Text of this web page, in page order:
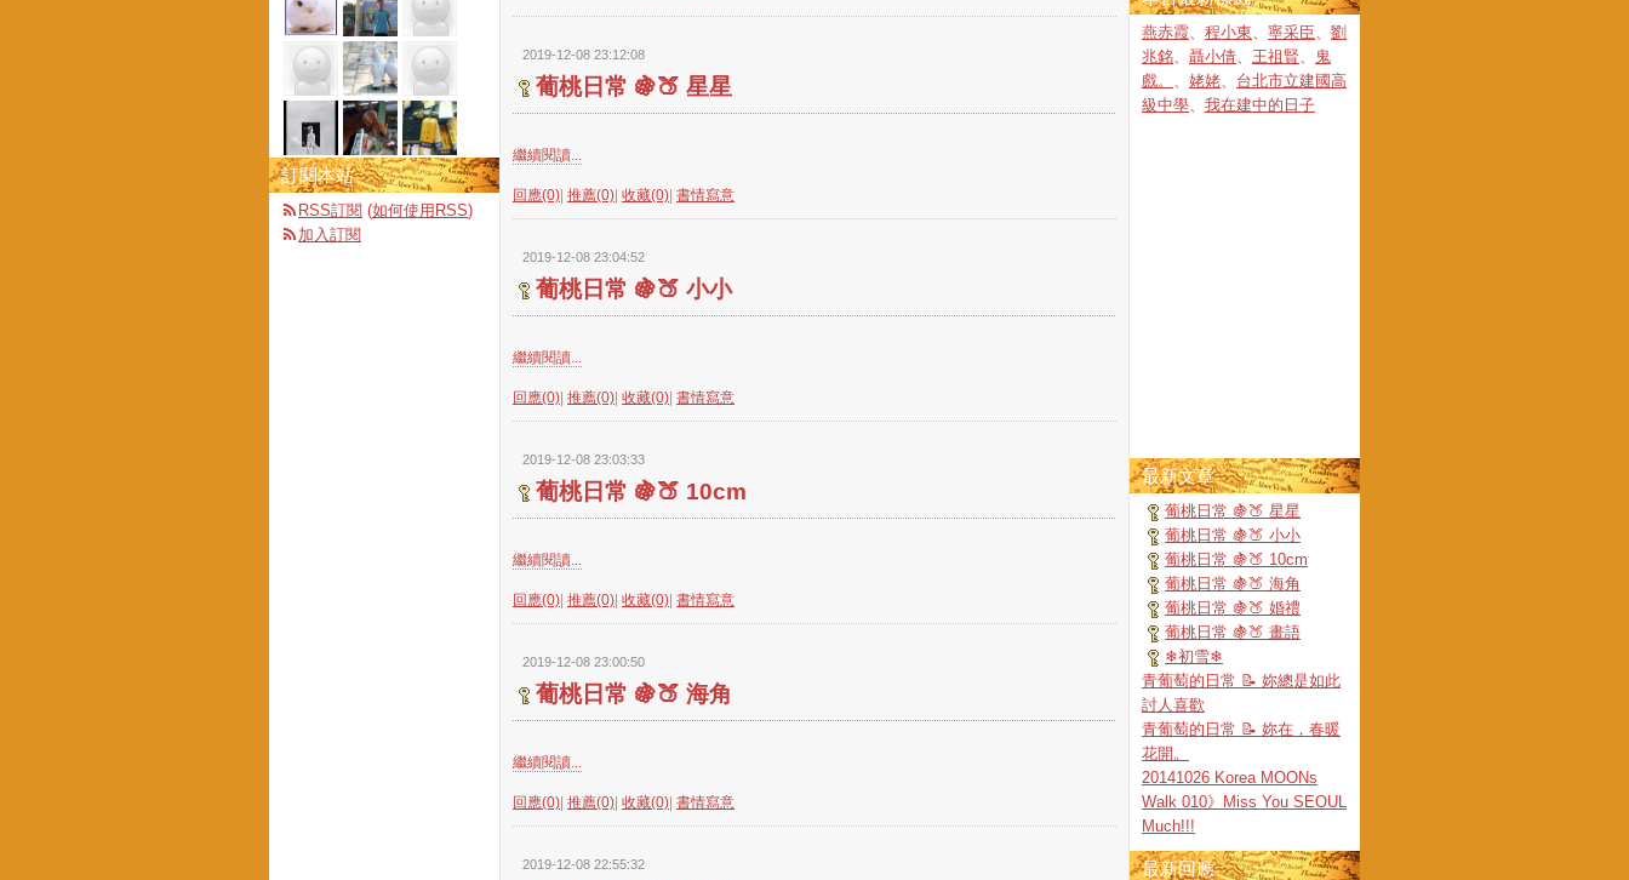
2019-12-08 23:12:08
葡桃日常 🍇🍑 星星
繼續閱讀...
回應(0) 推薦(0) 收藏(0) 書情寫意
2019-12-08 23:04:52
葡桃日常 🍇🍑 小小
繼續閱讀...
回應(0) 推薦(0) 收藏(0) 書情寫意
2019-12-08 23:03:33
葡桃日常 🍇🍑 10cm
繼續閱讀...
回應(0) 推薦(0) 收藏(0) 書情寫意
2019-12-08 23:00:50
葡桃日常 🍇🍑 海角
繼續閱讀...
回應(0) 推薦(0) 收藏(0) 書情寫意
2019-12-08 22:55:32
燕赤霞、 程小東、 寧采臣、 劉
兆銘、 聶小倩、 王祖賢、
鬼
戲。 、 姥姥、 台北市立建國高
級中學、 我在建中的日子
最新文章
葡桃日常 🍇🍑 星星
葡桃日常 🍇🍑 小小
葡桃日常 🍇🍑 10cm
葡桃日常 🍇🍑 海角
葡桃日常 🍇🍑 婚禮
葡桃日常 🍇🍑 畫語
❄初雪❄
青葡萄的日常 📝 妳總是如此
討人喜歡
青葡萄的日常 📝 妳在，春暖
花開。
20141026 Korea MOONs
Walk 010》Miss You SEOUL
Much!!!
最新回應
訂閱本站
RSS訂閱 (如何使用RSS)
加入訂閱